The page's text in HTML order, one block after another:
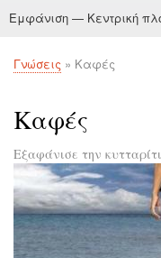
Κεντρική
Εμφάνιση — Κεντρική
Γνώσεις
Αποφθέγματα
Breadcrumb
Γνώσεις Καφές
Καφές
Εξαφάνισε την